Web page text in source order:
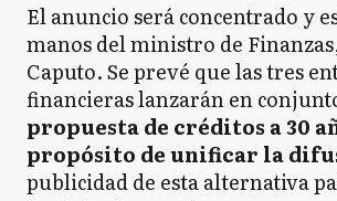
El anuncio será concentrado y
manos del ministro de
Caputo. Se prevé que las tres
financieras lanzarán en
propuesta de créditos a 30
propósito de unificar la
publicidad de esta alternativa